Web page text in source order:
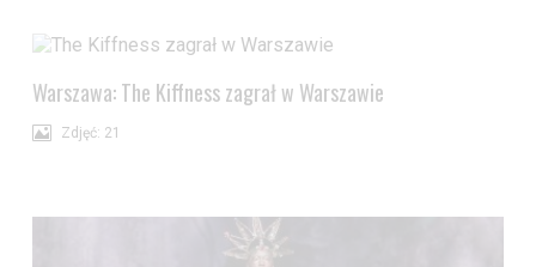
Warszawa: The Kiffness zagrał w Warszawie
Zdjęć: 21